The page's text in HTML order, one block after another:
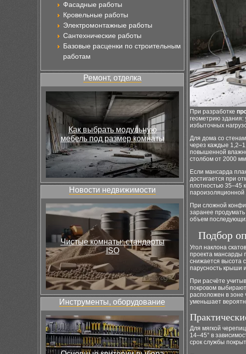
Фасадные работы
Кровельные работы
Электромонтажные работы
Сантехнические работы
Базовые расценки по строительным
работам
Ремонт, отделка
Как выбрать модульную
мебель под размер комнаты
Новости недвижимости
Чистые комнаты: стандарты
ISO
Инструменты, оборудование
При разработке
геометрию здания:
избыточных
Для дома со
через каждые
повышенной
столбом от 2000
Если мансарда
достигается при
плотностью 35–45
пароизоляционной
При сложной
заранее
объем
Подбор
Угол наклона
проекта мансарды
снижается высота
парусность крыши
При расчёте
покровом
расположен в зоне
уменьшает
Для мягкой
14–45° в
срок службы